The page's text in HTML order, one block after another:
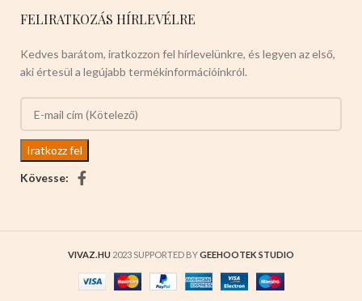
FELIRATKOZÁS HÍRLEVÉLRE
Kedves barátom, iratkozzon fel hírlevelünkre, és legyen az első,
aki értesül a legújabb termékinformációinkról.
Kövesse:
VIVAZ.HU 2023 SUPPORTED BYGEEHOOTEK STUDIO